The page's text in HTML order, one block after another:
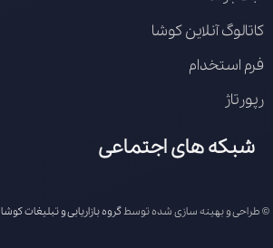
کاتالوگ آنلاین کوشا
فرم استخدام
رپورتاژ
شبکه های اجتماعی
© طراحی و بهینه سازی شده توسطگروه بازاریابی و تبلیغات کوشا